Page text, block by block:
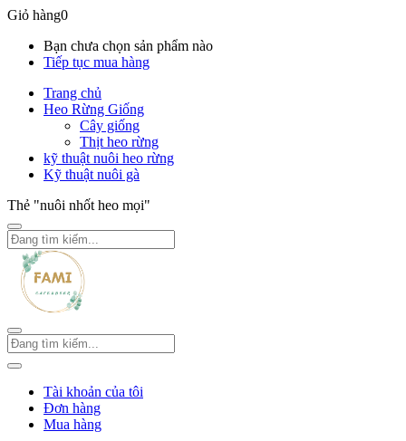
Giỏ hàng0
Bạn chưa chọn sản phẩm nào
Tiếp tục mua hàng
Trang chủ
Heo Rừng Giống
Cây giống
Thịt heo rừng
kỹ thuật nuôi heo rừng
Kỹ thuật nuôi gà
Thẻ "nuôi nhốt heo mọi"
Tài khoản của tôi
Đơn hàng
Mua hàng